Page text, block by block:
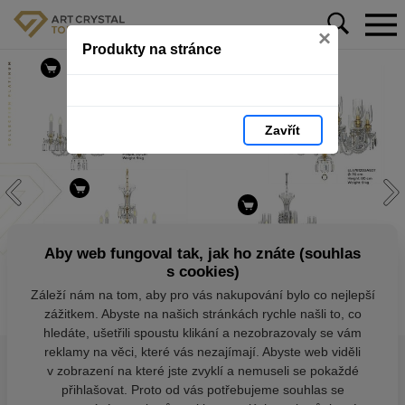
Produkty na stránce ×
Zavřít
Aby web fungoval tak, jak ho znáte (souhlas
s cookies)
Záleží nám na tom, aby pro vás nakupování bylo co nejlepší
zážitkem. Abyste na našich stránkách rychle našli to, co
hledáte, ušetřili spoustu klikání a nezobrazovaly se vám
reklamy na věci, které vás nezajímají. Abyste web viděli
v zobrazení na které jste zvyklí a nemuseli se pokaždé
přihlašovat. Proto od vás potřebujeme souhlas se